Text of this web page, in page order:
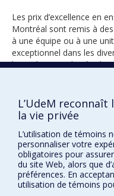
Les prix d’excellence en
Montréal sont remis à
à une équipe ou à une
exceptionnel dans les
l’encadrement des
L’UdeM
la vie privée
L’utilisation de témoins
personnaliser votre
obligatoires pour
du site Web, alors que
préférences. En
utilisation de témoins